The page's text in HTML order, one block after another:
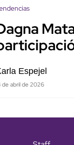
Espejel
de abril de 2026